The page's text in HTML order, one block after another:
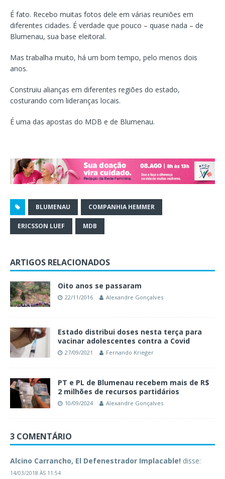
É fato. Recebo muitas fotos dele em várias reuniões em
diferentes cidades. É verdade que pouco – quase nada – de
Blumenau, sua base eleitoral.
Mas trabalha muito, há um bom tempo, pelo menos dois
anos.
Construiu alianças em diferentes regiões do estado,
costurando com lideranças locais.
É uma das apostas do MDB e de Blumenau.
BLUMENAU COMPANHIA HEMMER
ERICSSON LUEF MDB
ARTIGOS RELACIONADOS
Oito anos se passaram
22/11/2016 Alexandre Gonçalves
Estado distribui doses nesta terça para
vacinar adolescentes contra a Covid
27/09/2021 Fernando Krieger
PT e PL de Blumenau recebem mais de R$
2 milhões de recursos partidários
10/09/2024 Alexandre Gonçalves
3 COMENTÁRIO
Alcino Carrancho, El Defenestrador Implacable! disse:
14/03/2018 ÀS 11:54